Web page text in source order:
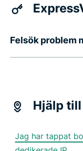
Felsök problem
Hjälp
Jag har tappat